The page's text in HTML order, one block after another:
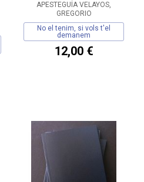
APESTEGUÍA VELAYOS,
GREGORIO
No el tenim, si vols t'el
demanem
12,00 €